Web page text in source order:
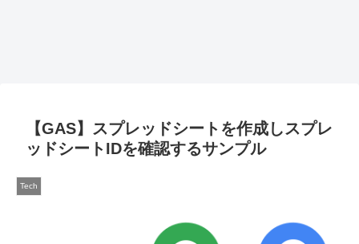
【GAS】スプレッドシートを作成しスプレ
ッドシートIDを確認するサンプル
Tech